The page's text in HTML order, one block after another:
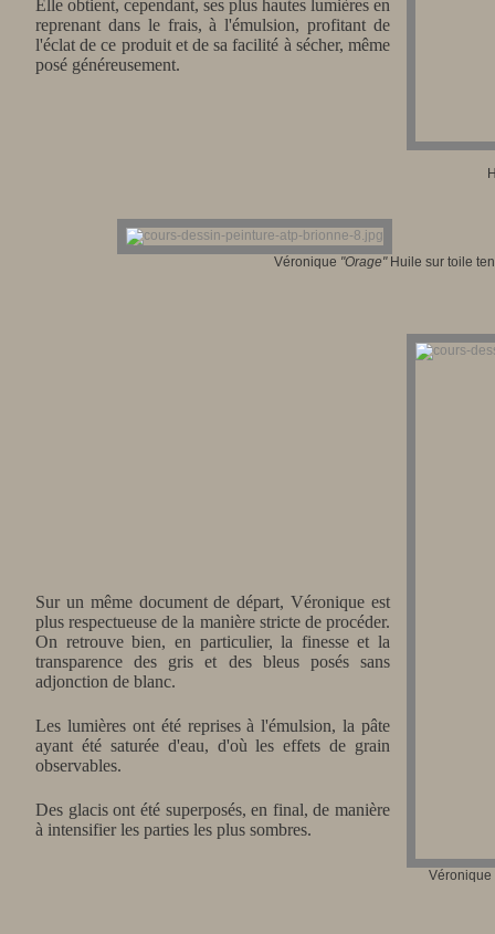
Elle obtient, cependant, ses plus hautes lumières en
reprenant dans le frais, à l'émulsion, profitant de
l'éclat de ce produit et de sa facilité à sécher, même
posé généreusement.
Véronique "Orage"Huile sur toile
Véronique
Sur un même document de départ, Véronique est
plus respectueuse de la manière stricte de procéder.
On retrouve bien, en particulier, la finesse et la
transparence des gris et des bleus posés sans
adjonction de blanc.
Les lumières ont été reprises à l'émulsion, la pâte
ayant été saturée d'eau, d'où les effets de grain
observables.
Des glacis ont été superposés, en final, de manière
à intensifier les parties les plus sombres.